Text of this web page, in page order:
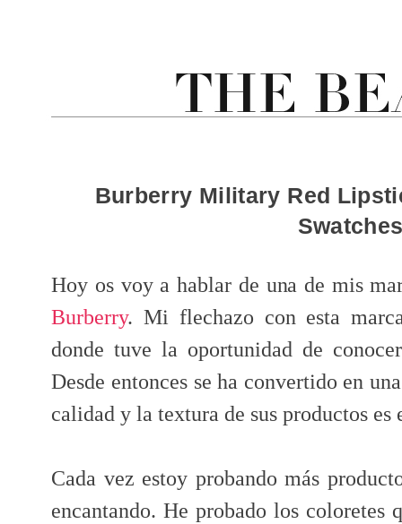
Burberry Military Red
Hoy os voy a hablar de una de mis
Burberry. Mi flechazo con esta
donde tuve la oportunidad de
Desde entonces se ha convertido en
calidad y la textura de sus productos es
Cada vez estoy probando más
encantando. He probado los coloretes